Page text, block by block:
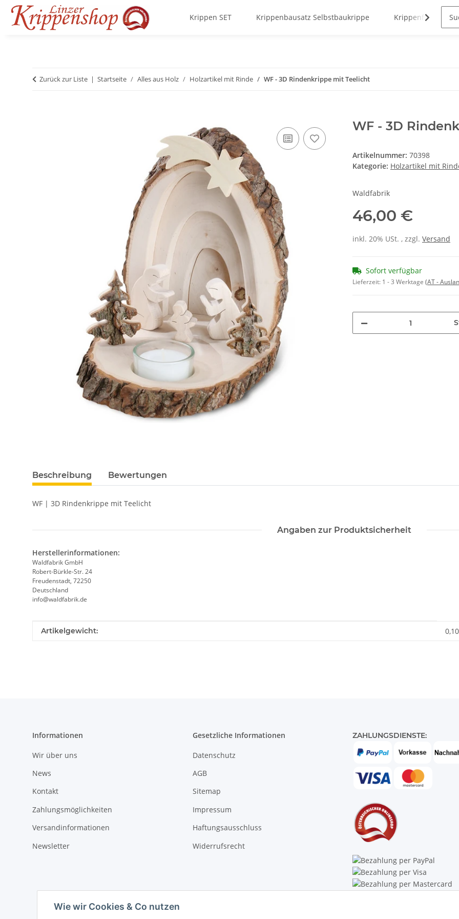
Wie wir Cookies & Co nutzen
Krippen SET Krippenbausatz Selbstbaukrippe Krippenfiguren
Zurück zur Liste Startseite Alles aus Holz Holzartikel mit Rinde WF - 3D Rindenkrippe mit Teelicht
WF - 3D
Artikelnummer: 70398
Kategorie: Holzartikel mit
Waldfabrik
46,00 €
inkl. 20% USt. , zzgl. Versand
Sofort verfügbar
Lieferzeit: 1 - 3 Werktage (AT -
Beschreibung Bewertungen
WF | 3D Rindenkrippe mit Teelicht
Angaben zur Produktsicherheit
Herstellerinformationen:
Waldfabrik GmbH
Robert-Bürkle-Str. 24
Freudenstadt, 72250
Deutschland
info@waldfabrik.de
Produkteigenschaft
Wert
Artikelgewicht: 0,10
Informationen
Wir über uns
News
Kontakt
Zahlungsmöglichkeiten
Versandinformationen
Newsletter
Gesetzliche Informationen
Datenschutz
AGB
Sitemap
Impressum
Haftungsausschluss
Widerrufsrecht
ZAHLUNGSDIENSTE: